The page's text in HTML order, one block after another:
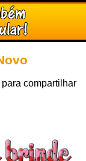
compartilhar